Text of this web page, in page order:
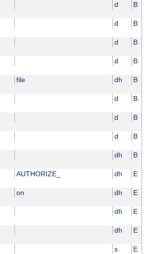
d B
d B
d B
d B
file dh B
d B
d B
d B
dh B
AUTHORIZE_ dh E
on dh E
dh E
dh E
s E